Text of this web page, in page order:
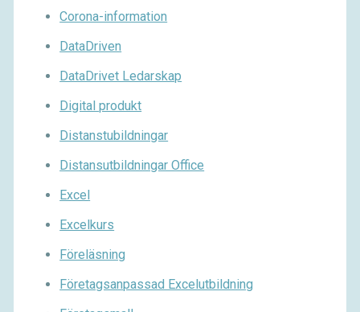
Corona-information
DataDriven
DataDrivet Ledarskap
Digital produkt
Distanstubildningar
Distansutbildningar Office
Excel
Excelkurs
Föreläsning
Företagsanpassad Excelutbildning